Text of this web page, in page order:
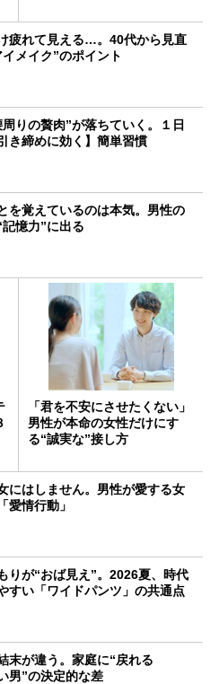
疲れて見える…。40代から見直
メイク”のポイント
りの贅肉”が落ちていく。１日
き締めに効く】簡単習慣
を覚えているのは本気。男性の
憶力”に出る
「君を不安にさせたくない」
男性が本命の女性だけにす
る“誠実な”接し方
にはしません。男性が愛する女
愛情行動」
りが“おば見え”。2026夏、時代
すい「ワイドパンツ」の共通点
末が違う。家庭に“戻れる
男”の決定的な差